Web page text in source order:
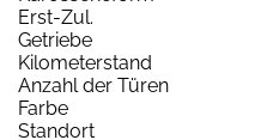
Erst-Zul.
Getriebe
Kilometerstand
Anzahl der Türen
Farbe
Standort